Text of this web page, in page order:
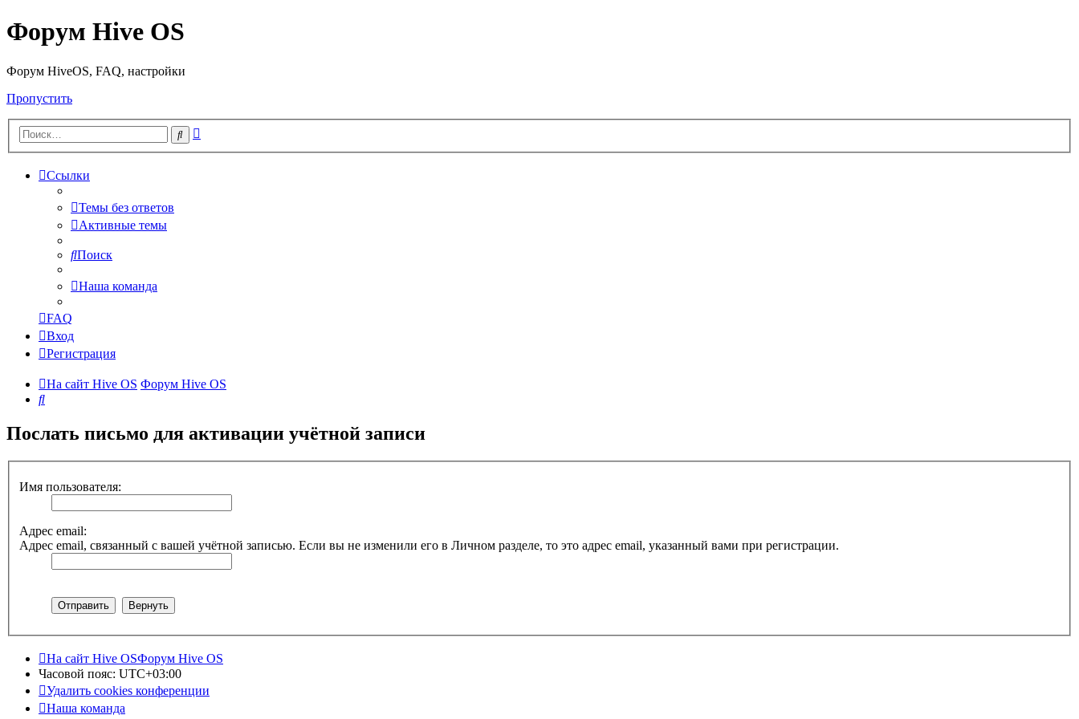
Форум Hive OS
Форум HiveOS, FAQ, настройки
Пропустить
Поиск
Ссылки
Темы без ответов
Активные темы
Поиск
Наша команда
FAQ
Вход
Регистрация
На сайт Hive OS Форум Hive OS
Поиск
Послать письмо для активации учётной записи
Имя пользователя:
Адрес email:
Адрес email, связанный с вашей учётной записью. Если вы не изменили его в Личном разделе, то это адрес email, указанный вами при регистрации.
На сайт Hive OSФорум Hive OS
Часовой пояс: UTC+03:00
Удалить cookies конференции
Наша команда